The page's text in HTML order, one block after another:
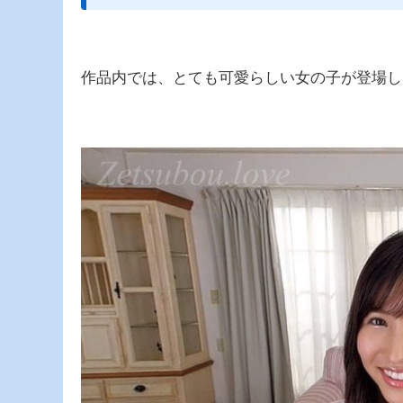
作品内では、とても可愛らしい女の子が登場